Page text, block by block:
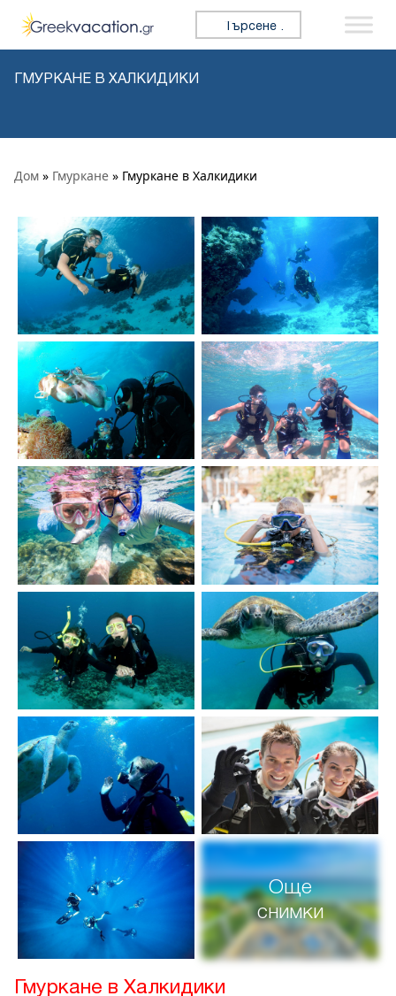
Премини към съдържанието
Търсене за:
ГМУРКАНЕ В ХАЛКИДИКИ
Дом » Гмуркане » Гмуркане в Халкидики
Още
снимки
Гмуркане в Халкидики